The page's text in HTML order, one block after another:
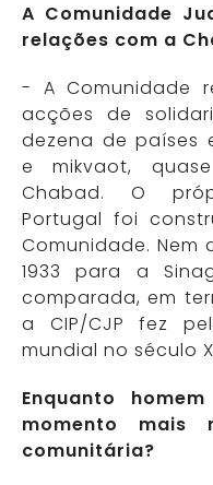
A Comunidade
relações com a
- A Comunidade
acções de
dezena de países
e mikvaot,
Chabad. O
Portugal foi
Comunidade. Nem
1933 para a
comparada, em
a CIP/CJP fez
mundial no século
Enquanto
momento mais
comunitária?